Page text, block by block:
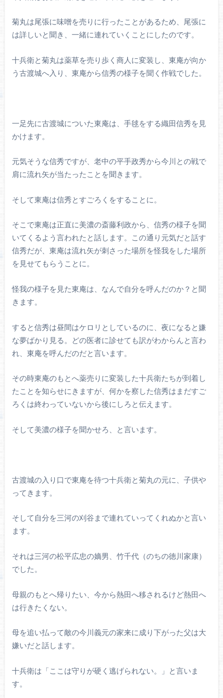
菊丸は尾張に味噌を売りに行ったことがあるため、尾張に
は詳しいと聞き、一緒に連れていくことにしたのです。
十兵衛と菊丸は薬草を売り歩く商人に変装し、東庵が向か
う古渡城へ入り、東庵から信秀の様子を聞く作戦でした。
一足先に古渡城についた東庵は、手毬をする織田信秀を見
かけます。
元気そうな信秀ですが、老中の平手政秀から今川との戦で
肩に流れ矢が当たったことを聞きます。
そして東庵は信秀とすごろくをすることに。
そこで東庵は正直に美濃の斎藤利政から、信秀の様子を聞
いてくるよう言われたと話します。この通り元気だと話す
信秀だが、東庵は流れ矢が刺さった場所を怪我をした場所
を見せてもらうことに。
怪我の様子を見た東庵は、なんで自分を呼んだのか？と聞
きます。
すると信秀は昼間はケロリとしているのに、夜になると嫌
な夢ばかり見る。どの医者に診せても訳がわからんと言わ
れ、東庵を呼んだのだと言います。
その時東庵のもとへ薬売りに変装した十兵衛たちが到着し
たことを知らせにきますが、何かを察した信秀はまだすご
ろくは終わっていないから後にしろと伝えます。
そして美濃の様子を聞かせろ、と言います。
古渡城の入り口で東庵を待つ十兵衛と菊丸の元に、子供や
ってきます。
そして自分を三河の刈谷まで連れていってくれぬかと言い
ます。
それは三河の松平広忠の嫡男、竹千代（のちの徳川家康）
でした。
母親のもとへ帰りたい、今から熱田へ移されるけど熱田へ
は行きたくない。
母を追い払って敵の今川義元の家来に成り下がった父は大
嫌いだと話します。
十兵衛は「ここは守りが硬く逃げられない。」と言いま
す。